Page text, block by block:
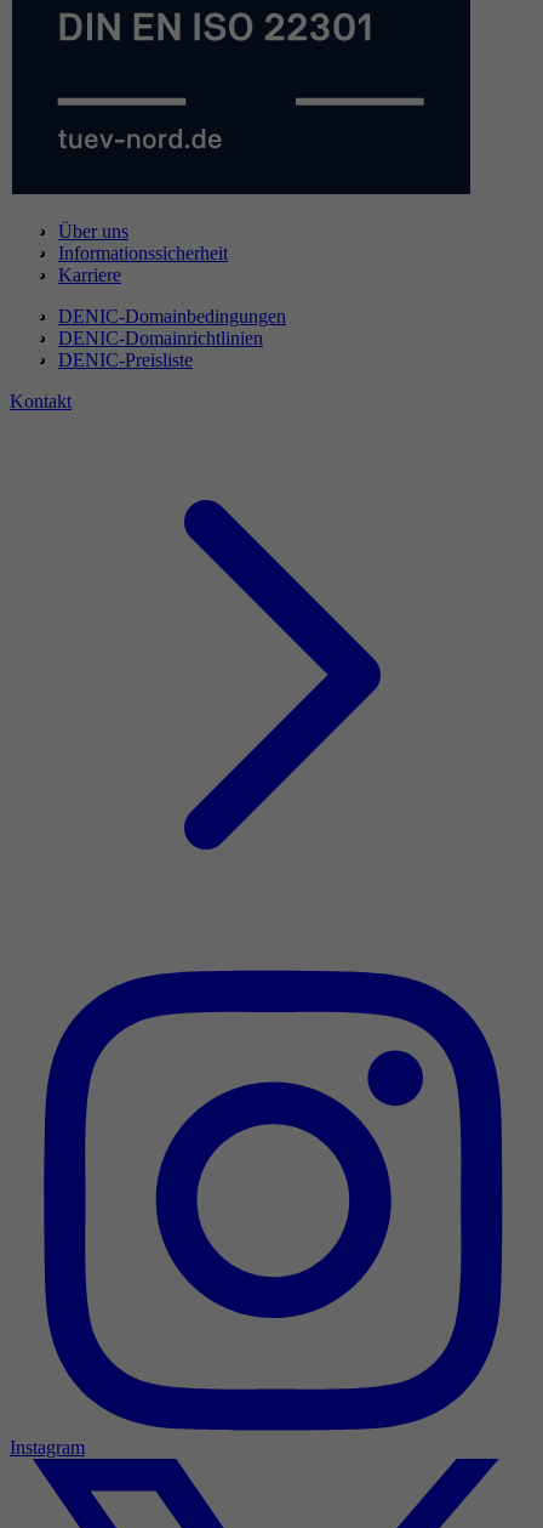
Über uns
Informationssicherheit
Karriere
DENIC-Domainbedingungen
DENIC-Domainrichtlinien
DENIC-Preisliste
Kontakt
Instagram